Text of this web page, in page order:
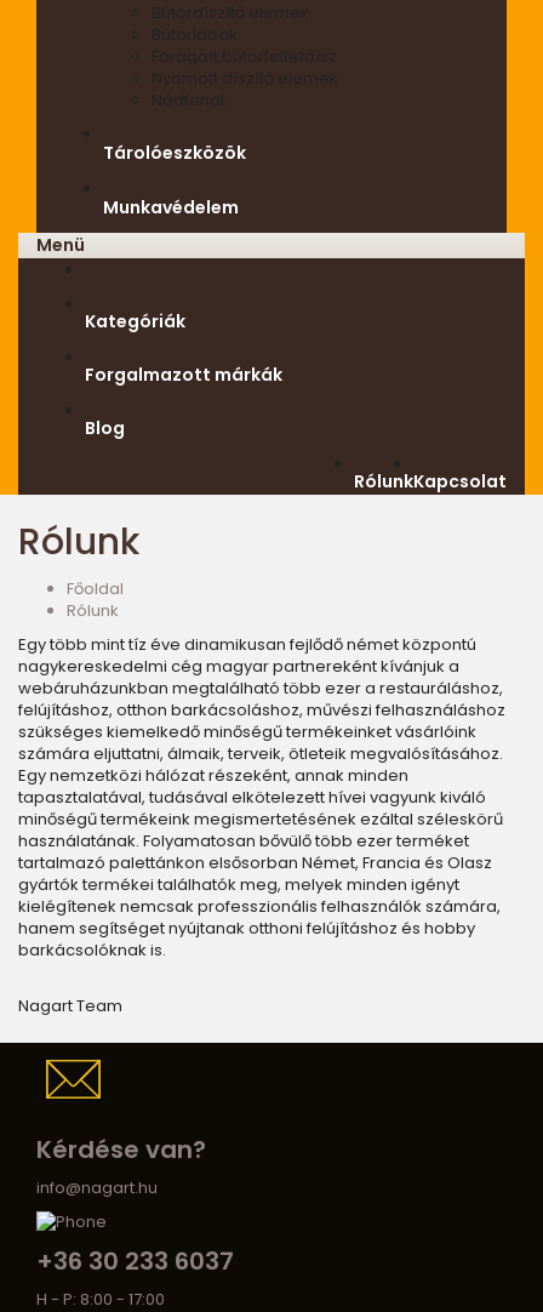
Bútordíszítő elemek
Bútorlábak
Faragott bútorfeltétdísz
Nyomott díszítő elemek
Tárolóeszközök
Munkavédelem
Menü
Kategóriák
Forgalmazott márkák
Blog
Kapcsolat
Rólunk
Rólunk
Főoldal
Rólunk
Egy több mint tíz éve dinamikusan fejlődő német központú
nagykereskedelmi cég magyar partnereként kívánjuk a
webáruházunkban megtalálható több ezer a restauráláshoz,
felújításhoz, otthon barkácsoláshoz, művészi felhasználáshoz
szükséges kiemelkedő minőségű termékeinket vásárlóink
számára eljuttatni, álmaik, terveik, ötleteik megvalósításához.
Egy nemzetközi hálózat részeként, annak minden
tapasztalatával, tudásával elkötelezett hívei vagyunk kiváló
minőségű termékeink megismertetésének ezáltal széleskörű
használatának. Folyamatosan bővülő több ezer terméket
tartalmazó palettánkon elsősorban Német, Francia és Olasz
gyártók termékei találhatók meg, melyek minden igényt
kielégítenek nemcsak professzionális felhasználók számára,
hanem segítséget nyújtanak otthoni felújításhoz és hobby
barkácsolóknak is.
Nagart Team
Kérdése van?
info@nagart.hu
+36 30 233 6037
H - P: 8:00 - 17:00